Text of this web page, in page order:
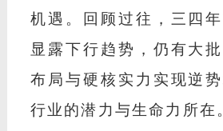
机遇。回顾过往，三四
显露下行趋势，仍有大
布局与硬核实力实现逆
行业的潜力与生命力所在